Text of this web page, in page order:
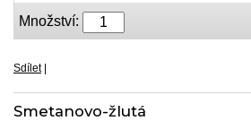
Množství:
Sdílet
Smetanovo-žlutá